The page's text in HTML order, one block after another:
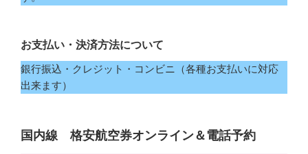
お支払い・決済方法について
銀行振込・クレジット・コンビニ（各種お支払いに対応
出来ます）
国内線 格安航空券オンライン＆電話予約